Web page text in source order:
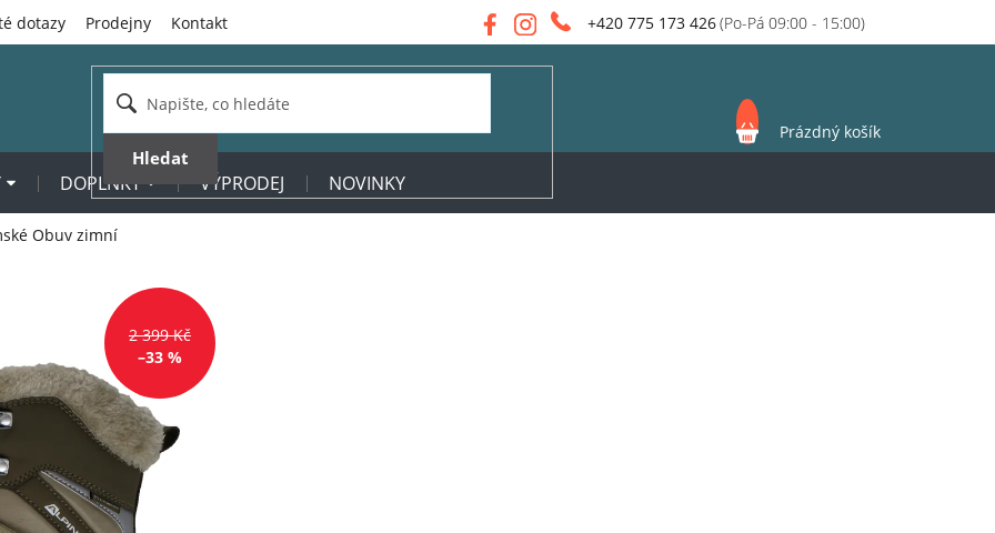
+420 775 173 426
dotazy Prodejny Kontakt
Hledat
NÁKUPNÍ
KOŠÍK
Prázdný košík
DOPLŇKY VÝPRODEJ NOVINKY
Obuv zimní
2 399 Kč
–33 %